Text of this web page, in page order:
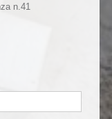
n.41